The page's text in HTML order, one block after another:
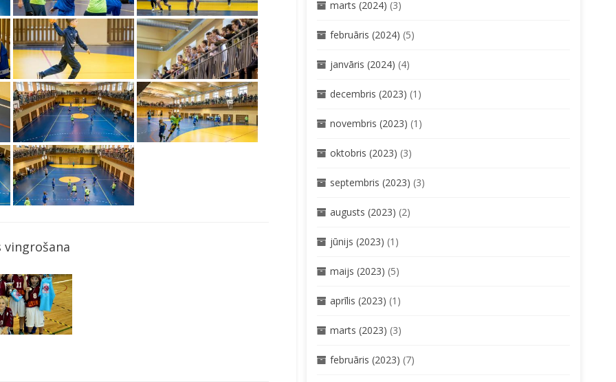
vingrošana
marts (2024) (3)
februāris (2024) (5)
janvāris (2024) (4)
decembris (2023) (1)
novembris (2023) (1)
oktobris (2023) (3)
septembris (2023) (3)
augusts (2023) (2)
jūnijs (2023) (1)
maijs (2023) (5)
aprīlis (2023) (1)
marts (2023) (3)
februāris (2023) (7)